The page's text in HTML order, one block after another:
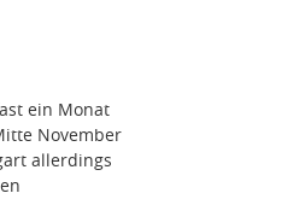
ein Monat
November
allerdings